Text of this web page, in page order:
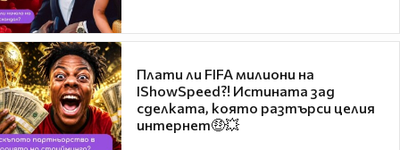
Плати ли FIFA милиони на
IShowSpeed?! Истината зад
сделката, която разтърси целия
интернет🤑💥